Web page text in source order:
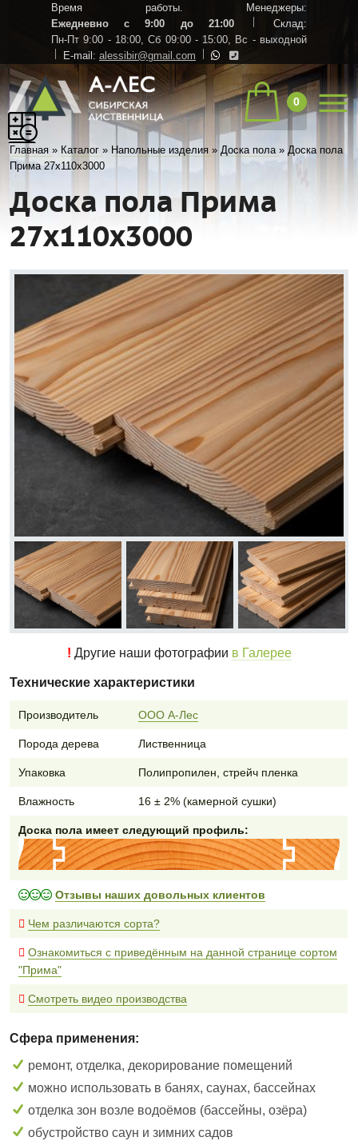
Время работы. Менеджеры:
Ежедневно с 9:00 до 21:00
Склад:
Пн-Пт 9:00 - 18:00, Сб 09:00 - 15:00, Вс - выходной
E-mail: alessibir@gmail.com
0
Главная » Каталог » Напольные изделия »Доска пола »Доска пола
Прима 27х110х3000
Доска пола Прима
27х110х3000
! Другие наши фотографии в Галерее
Технические характеристики
Производитель ООО А-Лес
Порода дерева Лиственница
Упаковка Полипропилен, стрейч пленка
Влажность 16 ± 2% (камерной сушки)
Доска пола имеет следующий профиль:
Отзывы наших довольных клиентов
Чем различаются сорта?
Ознакомиться с приведённым на данной странице сортом
"Прима"
Смотреть видео производства
Сфера применения:
ремонт, отделка, декорирование помещений
можно использовать в банях, саунах, бассейнах
отделка зон возле водоёмов (бассейны, озёра)
обустройство саун и зимних садов